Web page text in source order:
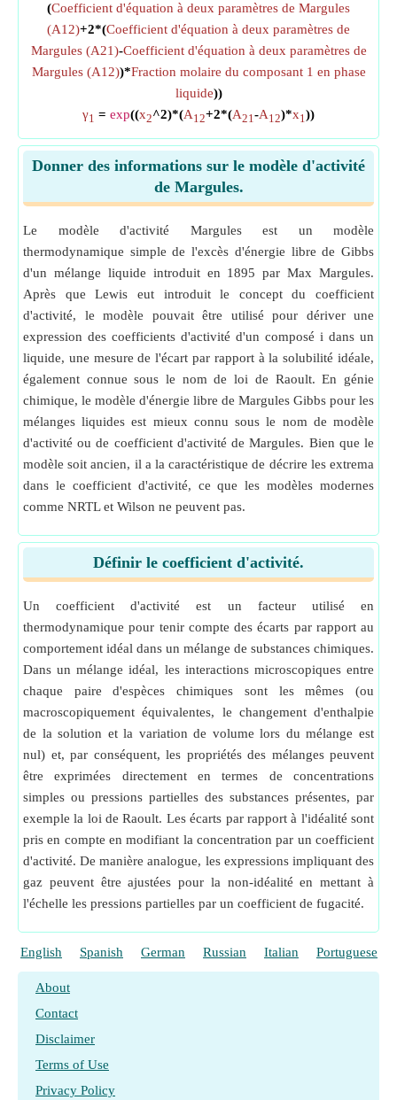
(Coefficient d'équation à deux paramètres de Margules
(A12)+2*(Coefficient d'équation à deux paramètres de
Margules (A21)-Coefficient d'équation à deux paramètres de
Margules (A12))*Fraction molaire du composant 1 en phase
liquide))
γ1 = exp((x2^2)*(A12+2*(A21-A12)*x1))
Donner des informations sur le modèle d'activité
de Margules.
Le modèle d'activité Margules est un modèle
thermodynamique simple de l'excès d'énergie libre de Gibbs
d'un mélange liquide introduit en 1895 par Max Margules.
Après que Lewis eut introduit le concept du coefficient
d'activité, le modèle pouvait être utilisé pour dériver une
expression des coefficients d'activité d'un composé i dans un
liquide, une mesure de l'écart par rapport à la solubilité idéale,
également connue sous le nom de loi de Raoult. En génie
chimique, le modèle d'énergie libre de Margules Gibbs pour les
mélanges liquides est mieux connu sous le nom de modèle
d'activité ou de coefficient d'activité de Margules. Bien que le
modèle soit ancien, il a la caractéristique de décrire les extrema
dans le coefficient d'activité, ce que les modèles modernes
comme NRTL et Wilson ne peuvent pas.
Définir le coefficient d'activité.
Un coefficient d'activité est un facteur utilisé en
thermodynamique pour tenir compte des écarts par rapport au
comportement idéal dans un mélange de substances chimiques.
Dans un mélange idéal, les interactions microscopiques entre
chaque paire d'espèces chimiques sont les mêmes (ou
macroscopiquement équivalentes, le changement d'enthalpie
de la solution et la variation de volume lors du mélange est
nul) et, par conséquent, les propriétés des mélanges peuvent
être exprimées directement en termes de concentrations
simples ou pressions partielles des substances présentes, par
exemple la loi de Raoult. Les écarts par rapport à l'idéalité sont
pris en compte en modifiant la concentration par un coefficient
d'activité. De manière analogue, les expressions impliquant des
gaz peuvent être ajustées pour la non-idéalité en mettant à
l'échelle les pressions partielles par un coefficient de fugacité.
English Spanish German Russian Italian Portuguese
About
Contact
Disclaimer
Terms of Use
Privacy Policy